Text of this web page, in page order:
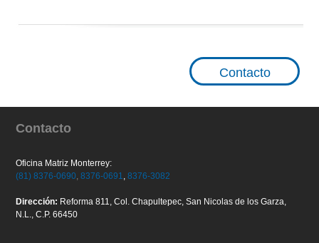
Contacto
Contacto
Oficina Matriz Monterrey:
(81) 8376-0690, 8376-0691, 8376-3082
Dirección: Reforma 811, Col. Chapultepec, San Nicolas de los Garza,
N.L., C.P. 66450